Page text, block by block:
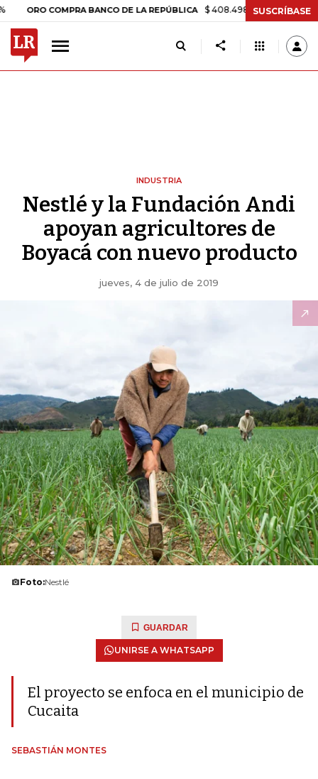
COMPRA BANCO DE LA REPÚBLICA $ 408.498,97 +$ 8.753,81
SUSCRÍBASE
INDUSTRIA
Nestlé y la Fundación Andi
apoyan agricultores de
Boyacá con nuevo producto
jueves, 4 de julio de 2019
Foto:Nestlé
GUARDAR
UNIRSE A WHATSAPP
El proyecto se enfoca en el municipio de
Cucaita
SEBASTIÁN MONTES